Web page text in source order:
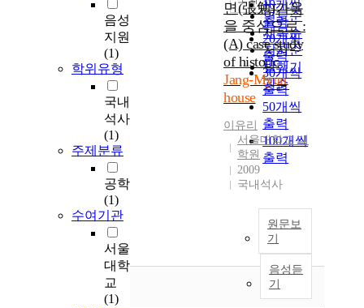
음성
지원
(1)
학위유형
국내
석사
(1)
주제분류
공학
(1)
수여기관
서울
대학
교
(1)
연도순
제목순
저자순
발행기
관순
10개씩
출력
20개씩
출력
30개씩
출력
50개씩
출력
100개씩
출력
면(張勉)가옥
을 중심으로 :
(A) case study
of historic
Jang-Myun
house
이유리
서울대학교 대
학원
2009
국내석사
원문보
기
음성듣
기